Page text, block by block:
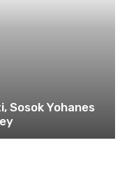
Sosok Yohanes